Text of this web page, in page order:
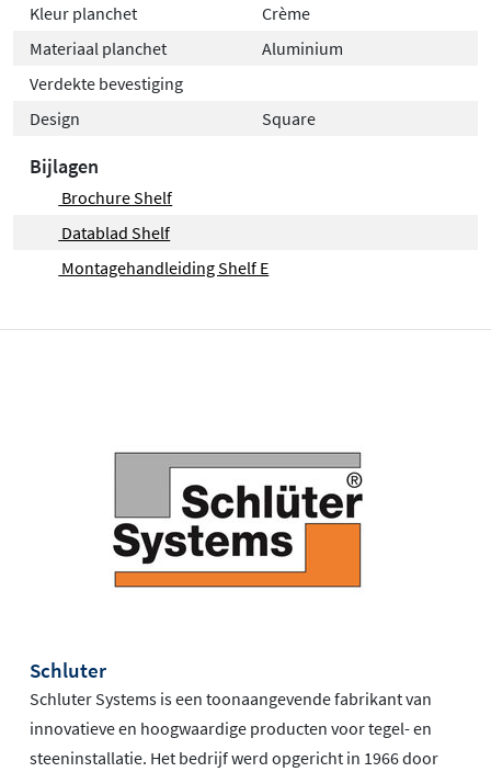
Kleur planchet
Crème
Materiaal planchet
Aluminium
Verdekte bevestiging
Design
Square
Bijlagen
Brochure Shelf
Datablad Shelf
Montagehandleiding Shelf E
Schluter
Schluter Systems is een toonaangevende fabrikant van
innovatieve en hoogwaardige producten voor tegel- en
steeninstallatie. Het bedrijf werd opgericht in 1966 door